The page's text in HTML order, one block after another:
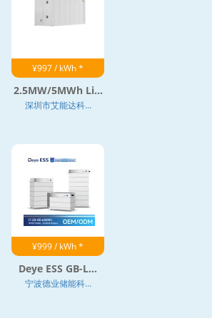
¥997 / kWh *
2.5MW/5MWh Li...
深圳市艾能达科...
¥999 / kWh *
Deye ESS GB-L...
宁波德业储能科...